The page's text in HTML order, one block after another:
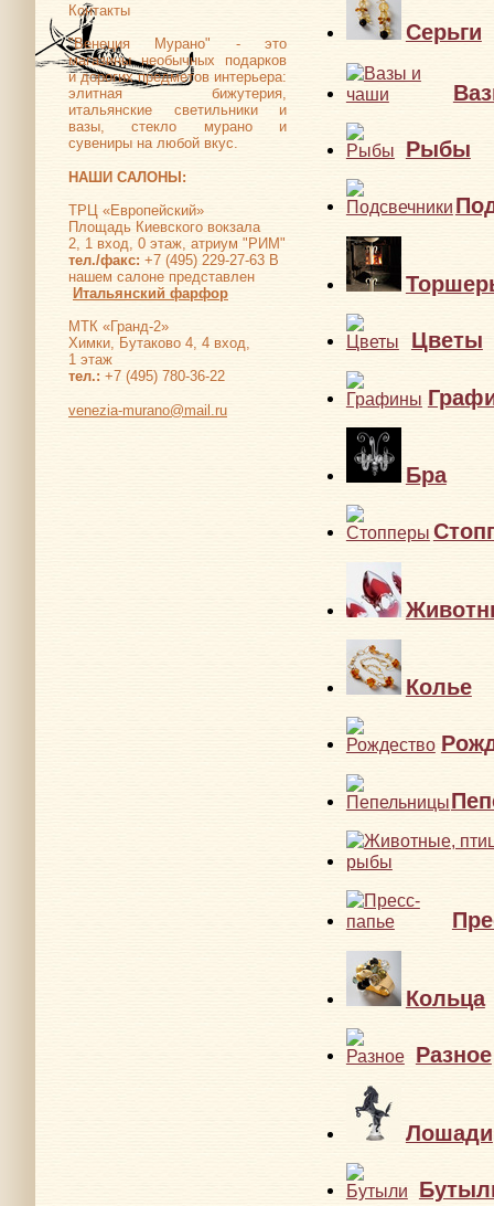
Контакты
"Венеция Мурано" - это
магазины необычных подарков
и дорогих предметов интерьера:
элитная бижутерия,
итальянские светильники и
вазы, стекло мурано и
сувениры на любой вкус.
НАШИ САЛОНЫ:
ТРЦ «Европейский»
Площадь Киевского вокзала
2, 1 вход, 0 этаж, атриум "РИМ"
тел./факс: +7 (495) 229-27-63 В
нашем салоне представлен
Итальянский фарфор
МТК «Гранд-2»
Химки, Бутаково 4, 4 вход,
1 этаж
тел.: +7 (495) 780-36-22
venezia-murano@mail.ru
Серьги
Рыбы
Цветы
Бра
Колье
Кольца
Разное
Лошади